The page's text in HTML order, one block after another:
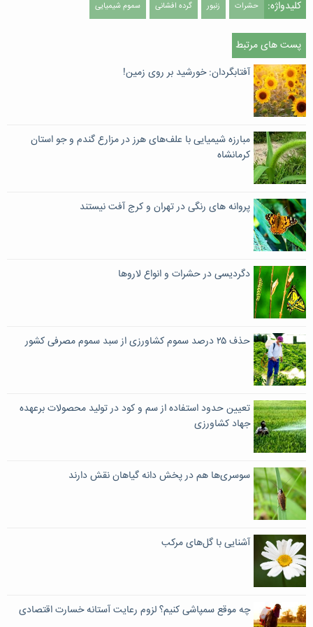
کلیدواژه: حشرات زنبور گرده افشانی سموم شیمیایی
پست های مرتبط
آفتابگردان: خورشید بر روی زمین!
مبارزه شیمیایی با علف‌های هرز در مزارع گندم و جو استان
کرمانشاه
پروانه های رنگی در تهران و کرج آفت نیستند
دگردیسی در حشرات و انواع لاروها
حذف ۲۵ درصد سموم کشاورزی از سبد سموم مصرفی کشور
تعیین حدود استفاده از سم و کود در تولید محصولات برعهده
جهاد کشاورزی
سوسری‌ها هم در پخش دانه گیاهان نقش دارند
آشنایی با گل‌های مرکب
چه موقع سمپاشی کنیم؟ لزوم رعایت آستانه خسارت اقتصادی